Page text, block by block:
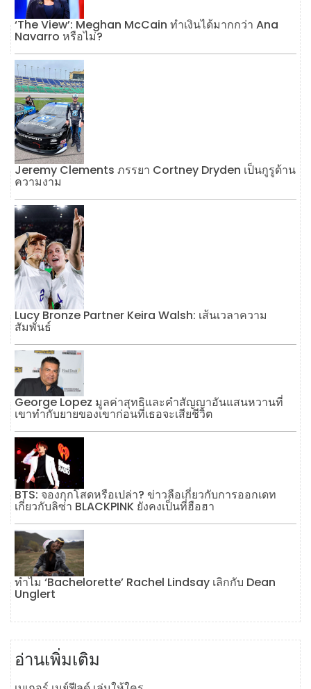
‘The View’: Meghan McCain ทำเงินได้มากกว่า Ana
Navarro หรือไม่?
Jeremy Clements ภรรยา Cortney Dryden เป็นกูรูด้าน
ความงาม
Lucy Bronze Partner Keira Walsh: เส้นเวลาความ
สัมพันธ์
George Lopez มูลค่าสุทธิและคำสัญญาอันแสนหวานที่
เขาทำกับยายของเขาก่อนที่เธอจะเสียชีวิต
BTS: จองกุกโสดหรือเปล่า? ข่าวลือเกี่ยวกับการออกเดท
เกี่ยวกับลิซ่า BLACKPINK ยังคงเป็นที่ฮือฮา
ทำไม ‘Bachelorette’ Rachel Lindsay เลิกกับ Dean
Unglert
อ่านเพิ่มเติม